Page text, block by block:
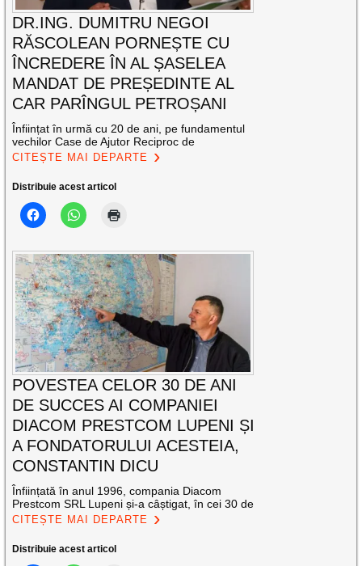
DR.ING. DUMITRU NEGOI
RĂSCOLEAN PORNEȘTE CU
ÎNCREDERE ÎN AL ȘASELEA
MANDAT DE PREȘEDINTE AL
CAR PARÎNGUL PETROȘANI
Înființat în urmă cu 20 de ani, pe fundamentul
vechilor Case de Ajutor Reciproc de
CITEȘTE MAI DEPARTE
Distribuie acest articol
POVESTEA CELOR 30 DE ANI
DE SUCCES AI COMPANIEI
DIACOM PRESTCOM LUPENI ȘI
A FONDATORULUI ACESTEIA,
CONSTANTIN DICU
Înființată în anul 1996, compania Diacom
Prestcom SRL Lupeni și-a câștigat, în cei 30 de
CITEȘTE MAI DEPARTE
Distribuie acest articol